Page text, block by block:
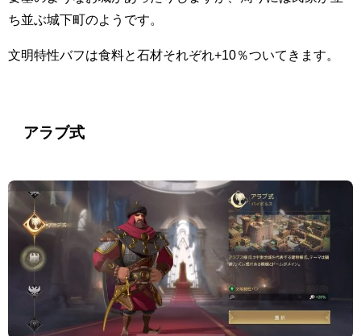
ち並ぶ城下町のようです。
文明特性バフは食料と石材それぞれ+10％ついてきます。
アラブ式